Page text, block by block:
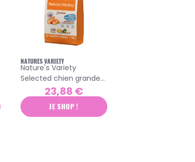
NATURES VARIETY
Nature's Variety
Selected chien grande
et moyenne race adulte
croquettes saumon 2kg
23,88 €
JE SHOP !